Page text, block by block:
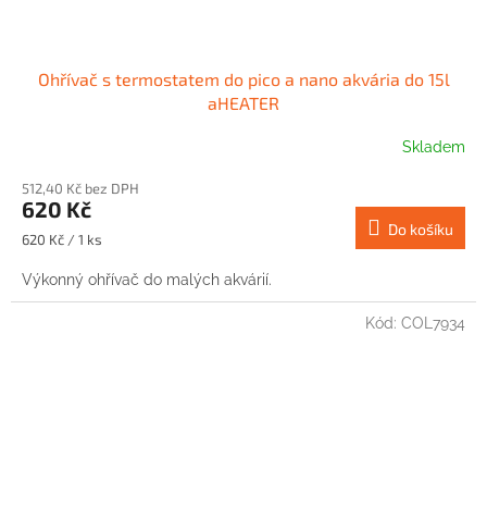
Ohřívač s termostatem do pico a nano akvária do 15l
aHEATER
Skladem
512,40 Kč bez DPH
620 Kč
Měrná
620 Kč / 1 ks
Do košíku
Výkonný ohřívač do malých akvárií.
Kód: COL7934